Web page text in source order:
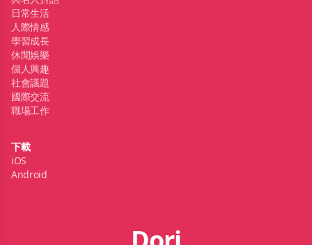
日常生活
人際情感
學習成長
休閒娛樂
個人興趣
社會議題
國際交流
職場工作
下載
iOS
Android